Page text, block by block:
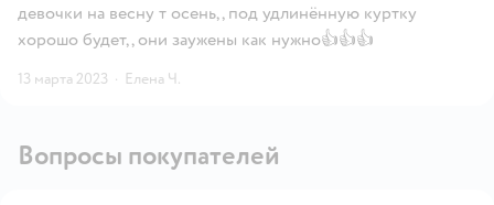
девочки на весну т осень,, под удлинённую куртку
хорошо будет,, они заужены как нужно👍👍👍
13 марта 2023 · Елена Ч.
Вопросы покупателей